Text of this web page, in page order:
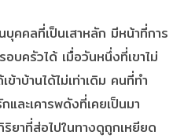
คคลที่เป็นเสาหลัก มีหน้าที่การ
บครัวได้ เมื่อวันหนึ่งที่เขาไม่
ข้าบ้านได้ไม่เท่าเดิม คนที่ทำ
ละเคารพดังที่เคยเป็นมา
ยาที่ส่อไปในทางดูถูกเหยียด